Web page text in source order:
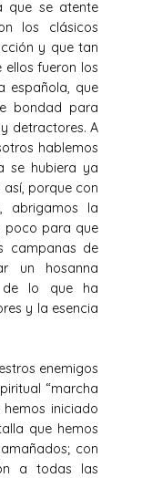
que se atente
los clásicos
y que tan
fueron los
española, que
bondad para
detractores. A
hablemos
se hubiera ya
porque con
abrigamos la
poco para que
campanas de
un hosanna
de lo que ha
y la esencia
enemigos
“marcha
iniciado
que hemos
con
a todas las